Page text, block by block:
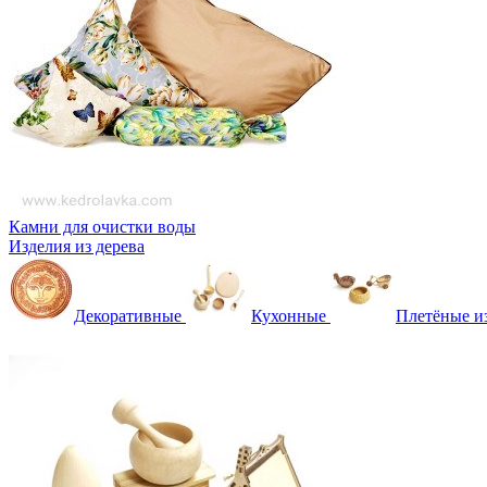
Камни для очистки воды
Изделия из дерева
Декоративные Кухонные Плетёные